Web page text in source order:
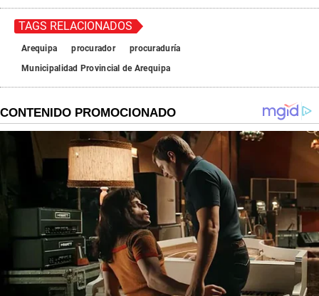
TAGS RELACIONADOS
Arequipa procurador
procuraduría
Municipalidad Provincial de Arequipa